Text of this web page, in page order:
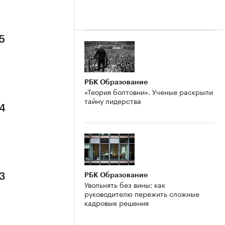
РБК Образование
«Теория болтовни». Ученые раскрыли
тайну лидерства
РБК Образование
Увольнять без вины: как
руководителю пережить сложные
кадровые решения